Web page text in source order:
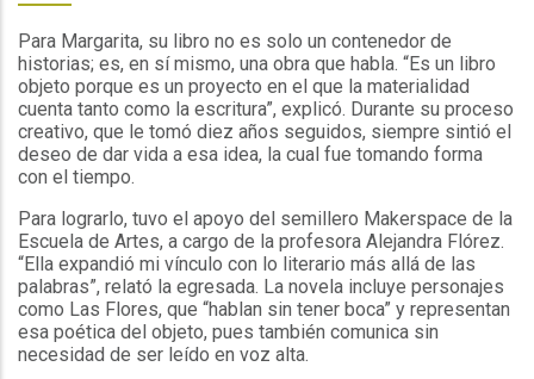
Para Margarita, su libro no es solo un contenedor de
historias; es, en sí mismo, una obra que habla. “Es un libro
objeto porque es un proyecto en el que la materialidad
cuenta tanto como la escritura”, explicó. Durante su proceso
creativo, que le tomó diez años seguidos, siempre sintió el
deseo de dar vida a esa idea, la cual fue tomando forma
con el tiempo.
Para lograrlo, tuvo el apoyo del semillero Makerspace de la
Escuela de Artes, a cargo de la profesora Alejandra Flórez.
“Ella expandió mi vínculo con lo literario más allá de las
palabras”, relató la egresada. La novela incluye personajes
como Las Flores, que “hablan sin tener boca” y representan
esa poética del objeto, pues también comunica sin
necesidad de ser leído en voz alta.